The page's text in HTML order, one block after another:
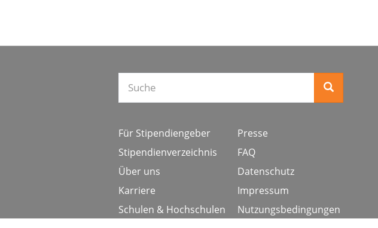
Für Stipendiengeber
Stipendienverzeichnis
Über uns
Karriere
Schulen & Hochschulen
Presse
FAQ
Datenschutz
Impressum
Nutzungsbedingungen